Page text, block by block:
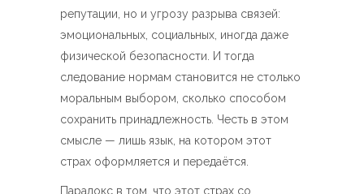
репутации, но и угрозу разрыва связей:
эмоциональных, социальных, иногда даже
физической безопасности. И тогда
следование нормам становится не столько
моральным выбором, сколько способом
сохранить принадлежность. Честь в этом
смысле — лишь язык, на котором этот
страх оформляется и передаётся.
Парадокс в том, что этот страх со